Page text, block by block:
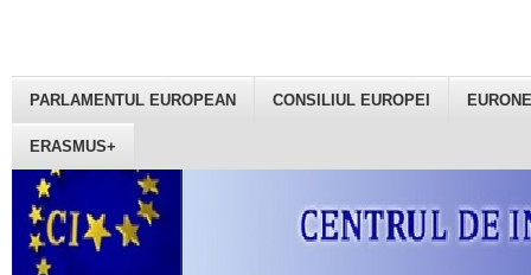
PARLAMENTUL EUROPEAN CONSILIUL EUROPEI
ERASMUS+